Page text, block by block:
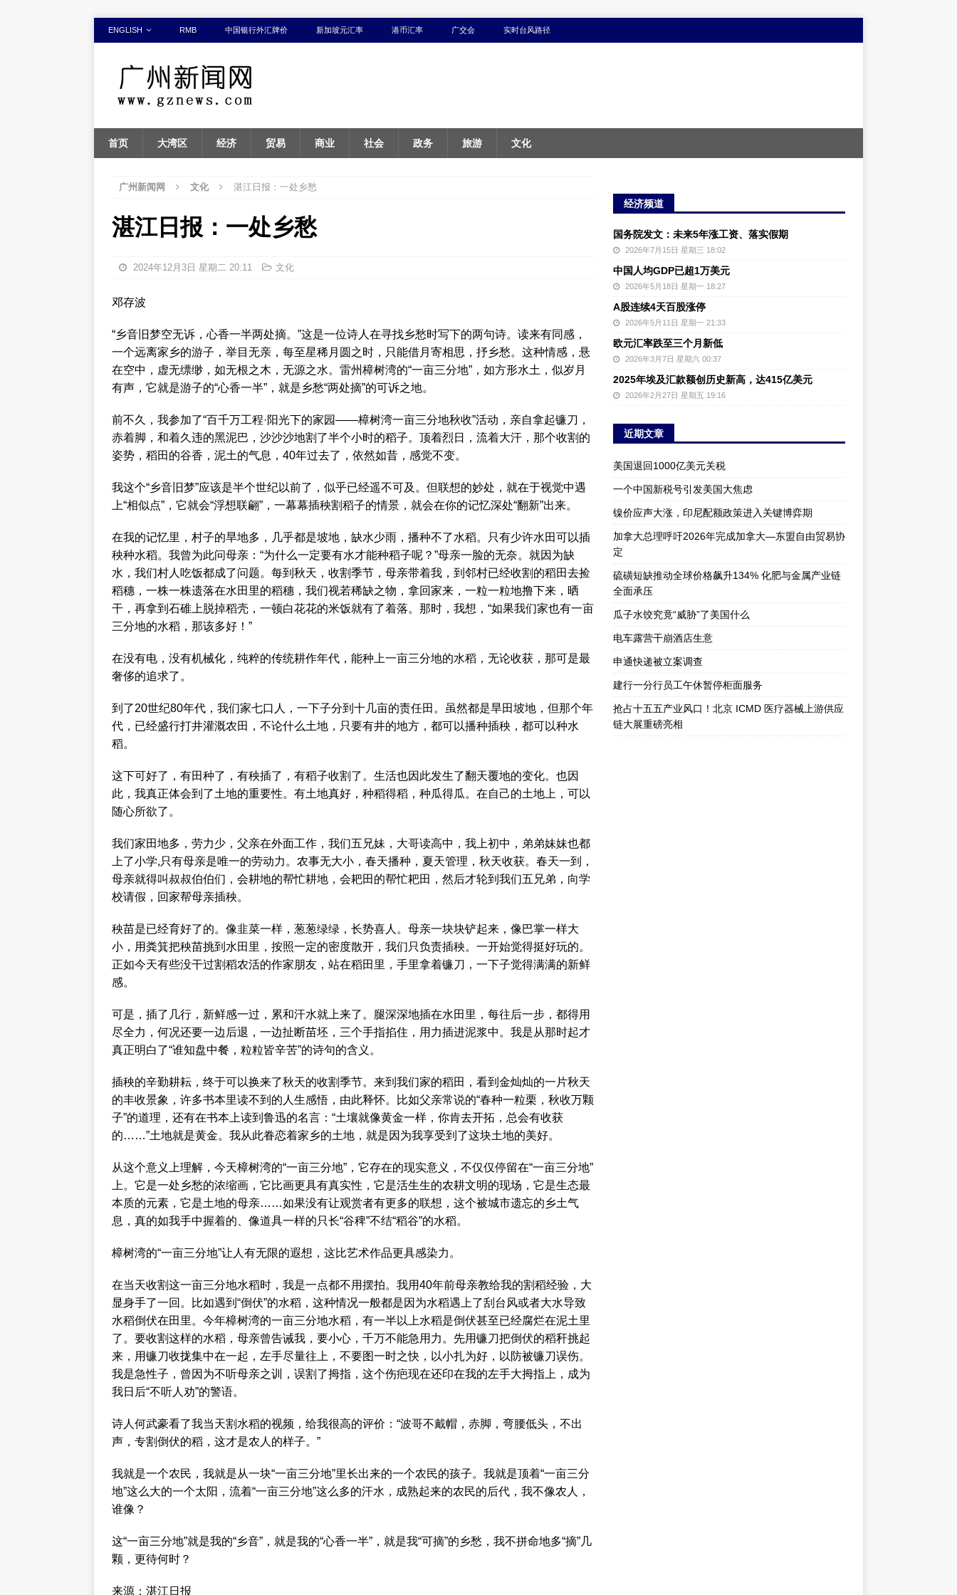
ENGLISH RMB 中国银行外汇牌价 新加坡元汇率 港币汇率 广交会 实时台风路径
首页 大湾区 经济 贸易 商业 社会 政务 旅游 文化
广州新闻网 文化 湛江日报：一处乡愁
湛江日报：一处乡愁
2024年12月3日 星期二 20:11 文化
邓存波
“乡音旧梦空无诉，心香一半两处摘。”这是一位诗人在寻找乡愁时写下的两句诗。读来有同感，
一个远离家乡的游子，举目无亲，每至星稀月圆之时，只能借月寄相思，抒乡愁。这种情感，悬
在空中，虚无缥缈，如无根之木，无源之水。雷州樟树湾的“一亩三分地”，如方形水土，似岁月
有声，它就是游子的“心香一半”，就是乡愁“两处摘”的可诉之地。
前不久，我参加了“百千万工程·阳光下的家园——樟树湾一亩三分地秋收”活动，亲自拿起镰刀，
赤着脚，和着久违的黑泥巴，沙沙沙地割了半个小时的稻子。顶着烈日，流着大汗，那个收割的
姿势，稻田的谷香，泥土的气息，40年过去了，依然如昔，感觉不变。
我这个“乡音旧梦”应该是半个世纪以前了，似乎已经遥不可及。但联想的妙处，就在于视觉中遇
上“相似点”，它就会“浮想联翩”，一幕幕插秧割稻子的情景，就会在你的记忆深处“翻新”出来。
在我的记忆里，村子的旱地多，几乎都是坡地，缺水少雨，播种不了水稻。只有少许水田可以插
秧种水稻。我曾为此问母亲：“为什么一定要有水才能种稻子呢？”母亲一脸的无奈。就因为缺
水，我们村人吃饭都成了问题。每到秋天，收割季节，母亲带着我，到邻村已经收割的稻田去捡
稻穗，一株一株遗落在水田里的稻穗，我们视若稀缺之物，拿回家来，一粒一粒地撸下来，晒
干，再拿到石碓上脱掉稻壳，一顿白花花的米饭就有了着落。那时，我想，“如果我们家也有一亩
三分地的水稻，那该多好！”
在没有电，没有机械化，纯粹的传统耕作年代，能种上一亩三分地的水稻，无论收获，那可是最
奢侈的追求了。
到了20世纪80年代，我们家七口人，一下子分到十几亩的责任田。虽然都是旱田坡地，但那个年
代，已经盛行打井灌溉农田，不论什么土地，只要有井的地方，都可以播种插秧，都可以种水
稻。
这下可好了，有田种了，有秧插了，有稻子收割了。生活也因此发生了翻天覆地的变化。也因
此，我真正体会到了土地的重要性。有土地真好，种稻得稻，种瓜得瓜。在自己的土地上，可以
随心所欲了。
我们家田地多，劳力少，父亲在外面工作，我们五兄妹，大哥读高中，我上初中，弟弟妹妹也都
上了小学,只有母亲是唯一的劳动力。农事无大小，春天播种，夏天管理，秋天收获。春天一到，
母亲就得叫叔叔伯伯们，会耕地的帮忙耕地，会耙田的帮忙耙田，然后才轮到我们五兄弟，向学
校请假，回家帮母亲插秧。
秧苗是已经育好了的。像韭菜一样，葱葱绿绿，长势喜人。母亲一块块铲起来，像巴掌一样大
小，用粪箕把秧苗挑到水田里，按照一定的密度散开，我们只负责插秧。一开始觉得挺好玩的。
正如今天有些没干过割稻农活的作家朋友，站在稻田里，手里拿着镰刀，一下子觉得满满的新鲜
感。
可是，插了几行，新鲜感一过，累和汗水就上来了。腿深深地插在水田里，每往后一步，都得用
尽全力，何况还要一边后退，一边扯断苗坯，三个手指掐住，用力插进泥浆中。我是从那时起才
真正明白了“谁知盘中餐，粒粒皆辛苦”的诗句的含义。
插秧的辛勤耕耘，终于可以换来了秋天的收割季节。来到我们家的稻田，看到金灿灿的一片秋天
的丰收景象，许多书本里读不到的人生感悟，由此释怀。比如父亲常说的“春种一粒栗，秋收万颗
子”的道理，还有在书本上读到鲁迅的名言：“土壤就像黄金一样，你肯去开拓，总会有收获
的……”土地就是黄金。我从此眷恋着家乡的土地，就是因为我享受到了这块土地的美好。
从这个意义上理解，今天樟树湾的“一亩三分地”，它存在的现实意义，不仅仅停留在“一亩三分地”
上。它是一处乡愁的浓缩画，它比画更具有真实性，它是活生生的农耕文明的现场，它是生态最
本质的元素，它是土地的母亲……如果没有让观赏者有更多的联想，这个被城市遗忘的乡土气
息，真的如我手中握着的、像道具一样的只长“谷稗”不结“稻谷”的水稻。
樟树湾的“一亩三分地”让人有无限的遐想，这比艺术作品更具感染力。
在当天收割这一亩三分地水稻时，我是一点都不用摆拍。我用40年前母亲教给我的割稻经验，大
显身手了一回。比如遇到“倒伏”的水稻，这种情况一般都是因为水稻遇上了刮台风或者大水导致
水稻倒伏在田里。今年樟树湾的一亩三分地水稻，有一半以上水稻是倒伏甚至已经腐烂在泥土里
了。要收割这样的水稻，母亲曾告诫我，要小心，千万不能急用力。先用镰刀把倒伏的稻秆挑起
来，用镰刀收拢集中在一起，左手尽量往上，不要图一时之快，以小扎为好，以防被镰刀误伤。
我是急性子，曾因为不听母亲之训，误割了拇指，这个伤疤现在还印在我的左手大拇指上，成为
我日后“不听人劝”的警语。
诗人何武豪看了我当天割水稻的视频，给我很高的评价：“波哥不戴帽，赤脚，弯腰低头，不出
声，专割倒伏的稻，这才是农人的样子。”
我就是一个农民，我就是从一块“一亩三分地”里长出来的一个农民的孩子。我就是顶着“一亩三分
地”这么大的一个太阳，流着“一亩三分地”这么多的汗水，成熟起来的农民的后代，我不像农人，
谁像？
这“一亩三分地”就是我的“乡音”，就是我的“心香一半”，就是我“可摘”的乡愁，我不拼命地多“摘”几
颗，更待何时？
来源：湛江日报
经济频道
国务院发文：未来5年涨工资、落实假期
2026年7月15日 星期三 18:02
中国人均GDP已超1万美元
2026年5月18日 星期一 18:27
A股连续4天百股涨停
2026年5月11日 星期一 21:33
欧元汇率跌至三个月新低
2026年3月7日 星期六 00:37
2025年埃及汇款额创历史新高，达415亿美元
2026年2月27日 星期五 19:16
近期文章
美国退回1000亿美元关税
一个中国新税号引发美国大焦虑
镍价应声大涨，印尼配额政策进入关键博弈期
加拿大总理呼吁2026年完成加拿大—东盟自由贸易协
定
硫磺短缺推动全球价格飙升134% 化肥与金属产业链
全面承压
瓜子水饺究竟“威胁”了美国什么
电车露营干崩酒店生意
申通快递被立案调查
建行一分行员工午休暂停柜面服务
抢占十五五产业风口！北京 ICMD 医疗器械上游供应
链大展重磅亮相